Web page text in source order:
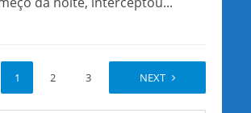
1 2 3 NEXT